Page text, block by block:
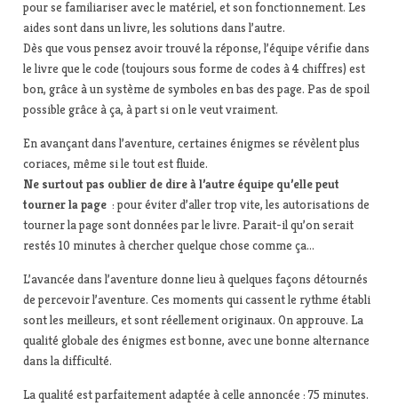
pour se familiariser avec le matériel, et son fonctionnement. Les
aides sont dans un livre, les solutions dans l’autre.
Dès que vous pensez avoir trouvé la réponse, l’équipe vérifie dans
le livre que le code (toujours sous forme de codes à 4 chiffres) est
bon, grâce à un système de symboles en bas des page. Pas de spoil
possible grâce à ça, à part si on le veut vraiment.
En avançant dans l’aventure, certaines énigmes se révèlent plus
coriaces, même si le tout est fluide.
Ne surtout pas oublier de dire à l’autre équipe qu’elle peut
tourner la page : pour éviter d’aller trop vite, les autorisations de
tourner la page sont données par le livre. Parait-il qu’on serait
restés 10 minutes à chercher quelque chose comme ça…
L’avancée dans l’aventure donne lieu à quelques façons détournés
de percevoir l’aventure. Ces moments qui cassent le rythme établi
sont les meilleurs, et sont réellement originaux. On approuve. La
qualité globale des énigmes est bonne, avec une bonne alternance
dans la difficulté.
La qualité est parfaitement adaptée à celle annoncée : 75 minutes.